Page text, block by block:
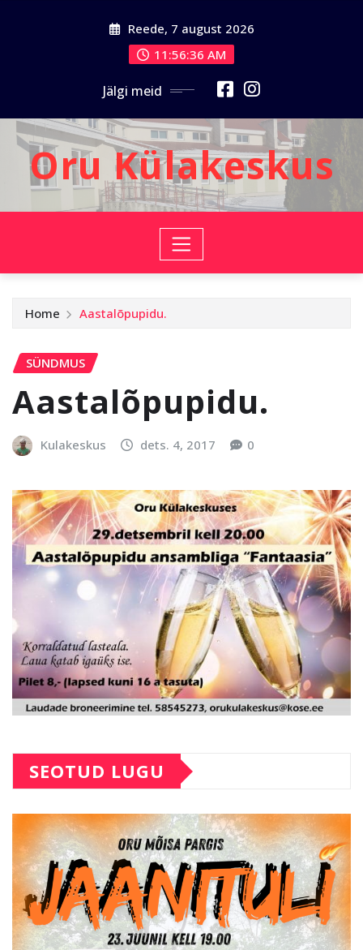
Reede, 7 august 2026
11:56:37 AM
Jälgi meid
Oru Külakeskus
Home Aastalõpupidu.
SÜNDMUS
Aastalõpupidu.
Kulakeskus dets. 4, 2017 0
SEOTUD LUGU